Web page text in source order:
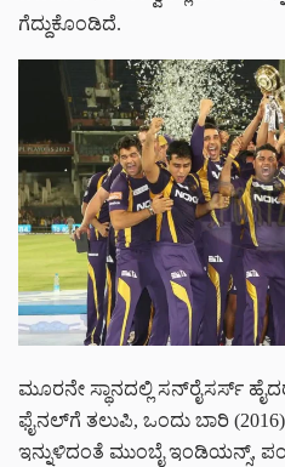
ಗೆದ್ದುಕೊಂಡಿದೆ.
ಮೂರನೇ ಸ್ಥಾನದಲ್ಲಿ ಸನ್‌ರೈಸರ್ಸ್
ಫೈನಲ್‌ಗೆ ತಲುಪಿ, ಒಂದು ಬಾರಿ
ಇನ್ನುಳಿದಂತೆ ಮುಂಬೈ ಇಂಡಿಯನ್ಸ್,